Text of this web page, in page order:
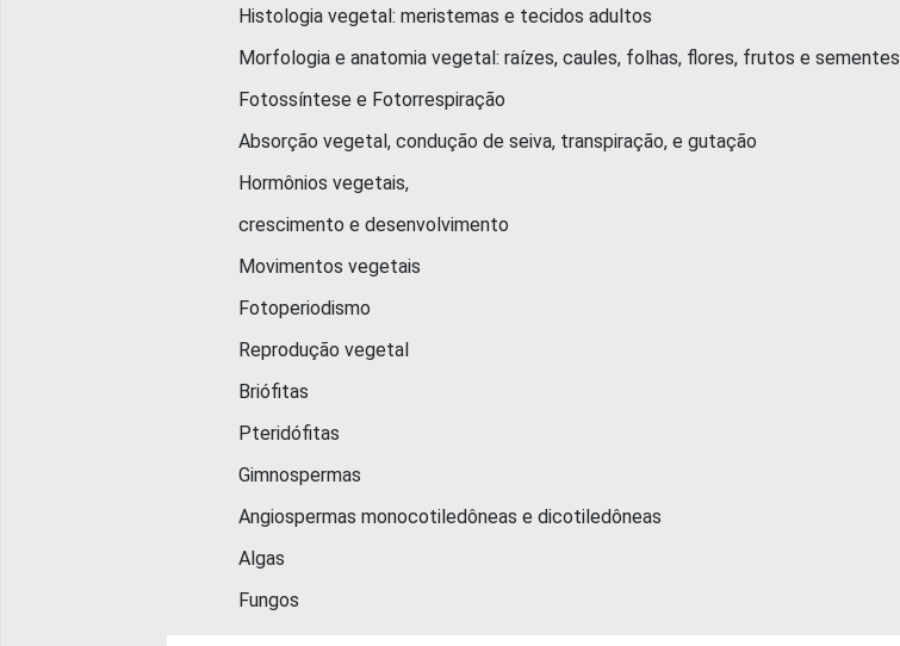
Histologia vegetal: meristemas e tecidos adultos
Morfologia e anatomia vegetal: raízes, caules, folhas, flores, frutos e sementes
Fotossíntese e Fotorrespiração
Absorção vegetal, condução de seiva, transpiração, e gutação
Hormônios vegetais,
crescimento e desenvolvimento
Movimentos vegetais
Fotoperiodismo
Reprodução vegetal
Briófitas
Pteridófitas
Gimnospermas
Angiospermas monocotiledôneas e dicotiledôneas
Algas
Fungos